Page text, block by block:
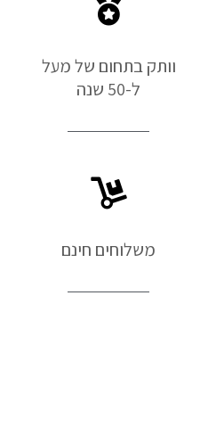
וותק בתחום של מעל
ל-50 שנה
משלוחים חינם